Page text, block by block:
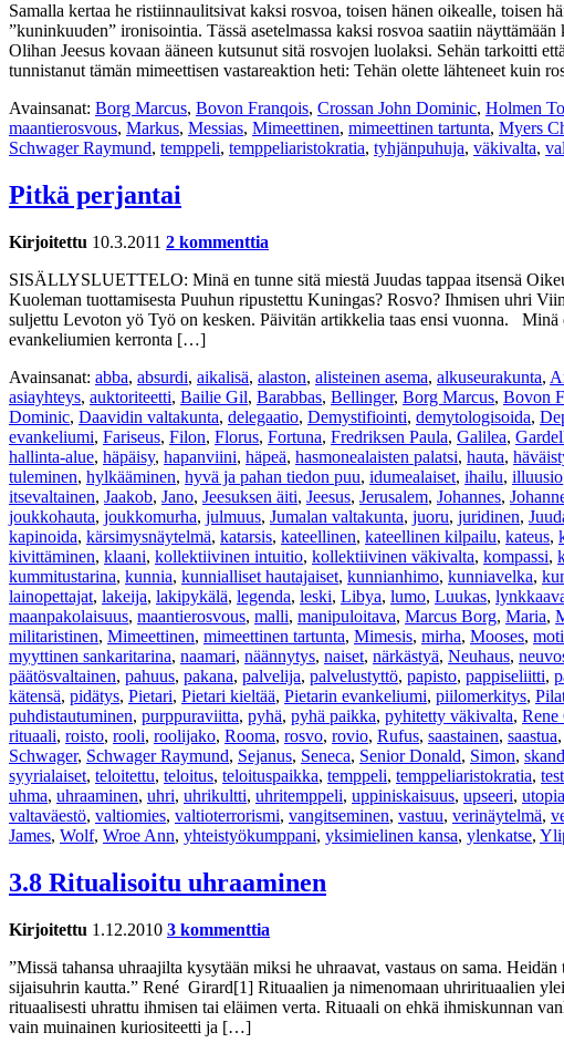
Samalla kertaa he ristiinnaulitsivat kaksi rosvoa, toisen hänen oikealle, toisen
”kuninkuuden” ironisointia. Tässä asetelmassa kaksi rosvoa saatiin
Olihan Jeesus kovaan ääneen kutsunut sitä rosvojen luolaksi. Sehän tarkoitti
tunnistanut tämän mimeettisen vastareaktion heti: Tehän olette lähteneet kuin
Avainsanat: Borg Marcus, Bovon Franqois, Crossan John Dominic, Holmen
maantierosvous, Markus, Messias, Mimeettinen, mimeettinen tartunta, Myers
Schwager Raymund, temppeli, temppeliaristokratia, tyhjänpuhuja, väkivalta,
Pitkä perjantai
Kirjoitettu 10.3.2011 2 kommenttia
SISÄLLYSLUETTELO: Minä en tunne sitä miestä Juudas tappaa itsensä
Kuoleman tuottamisesta Puuhun ripustettu Kuningas? Rosvo? Ihmisen uhri
suljettu Levoton yö Työ on kesken. Päivitän artikkelia taas ensi vuonna. Minä
evankeliumien kerronta […]
Avainsanat: abba, absurdi, aikalisä, alaston, alisteinen asema, alkuseurakunta,
asiayhteys, auktoriteetti, Bailie Gil, Barabbas, Bellinger, Borg Marcus, Bovon
Dominic, Daavidin valtakunta, delegaatio, Demystifiointi, demytologisoida,
evankeliumi, Fariseus, Filon, Florus, Fortuna, Fredriksen Paula, Galilea,
hallinta-alue, häpäisy, hapanviini, häpeä, hasmonealaisten palatsi, hauta,
tuleminen, hylkääminen, hyvä ja pahan tiedon puu, idumealaiset, ihailu, illuusio
itsevaltainen, Jaakob, Jano, Jeesuksen äiti, Jeesus, Jerusalem, Johannes,
joukkohauta, joukkomurha, julmuus, Jumalan valtakunta, juoru, juridinen,
kapinoida, kärsimysnäytelmä, katarsis, kateellinen, kateellinen kilpailu, kateus,
kivittäminen, klaani, kollektiivinen intuitio, kollektiivinen väkivalta, kompassi,
kummitustarina, kunnia, kunnialliset hautajaiset, kunnianhimo, kunniavelka,
lainopettajat, lakeija, lakipykälä, legenda, leski, Libya, lumo, Luukas,
maanpakolaisuus, maantierosvous, malli, manipuloitava, Marcus Borg, Maria,
militaristinen, Mimeettinen, mimeettinen tartunta, Mimesis, mirha, Mooses,
myyttinen sankaritarina, naamari, näännytys, naiset, närkästyä, Neuhaus,
päätösvaltainen, pahuus, pakana, palvelija, palvelustyttö, papisto, pappiseliitti,
kätensä, pidätys, Pietari, Pietari kieltää, Pietarin evankeliumi, piilomerkitys,
puhdistautuminen, purppuraviitta, pyhä, pyhä paikka, pyhitetty väkivalta, Rene
rituaali, roisto, rooli, roolijako, Rooma, rosvo, rovio, Rufus, saastainen, saastua,
Schwager, Schwager Raymund, Sejanus, Seneca, Senior Donald, Simon,
syyrialaiset, teloitettu, teloitus, teloituspaikka, temppeli, temppeliaristokratia,
uhma, uhraaminen, uhri, uhrikultti, uhritemppeli, uppiniskaisuus, upseeri, utopia
valtaväestö, valtiomies, valtioterrorismi, vangitseminen, vastuu, verinäytelmä,
James, Wolf, Wroe Ann, yhteistyökumppani, yksimielinen kansa, ylenkatse,
3.8 Ritualisoitu uhraaminen
Kirjoitettu 1.12.2010 3 kommenttia
”Missä tahansa uhraajilta kysytään miksi he uhraavat, vastaus on sama.
sijaisuhrin kautta.” René Girard[1] Rituaalien ja nimenomaan uhrirituaalien
rituaalisesti uhrattu ihmisen tai eläimen verta. Rituaali on ehkä ihmiskunnan
vain muinainen kuriositeetti ja […]